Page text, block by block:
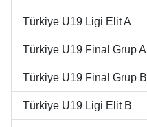
Türkiye U19 Ligi Elit A
Türkiye U19 Final Grup A
Türkiye U19 Final Grup B
Türkiye U19 Ligi Elit B